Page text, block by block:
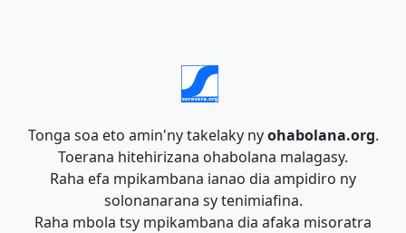
Tonga soa eto amin'ny takelaky nyohabolana.org.
Toerana hitehirizana ohabolana malagasy.
Raha efa mpikambana ianao dia ampidiro ny
solonanarana sy tenimiafina.
Raha mbola tsy mpikambana dia afaka misoratra